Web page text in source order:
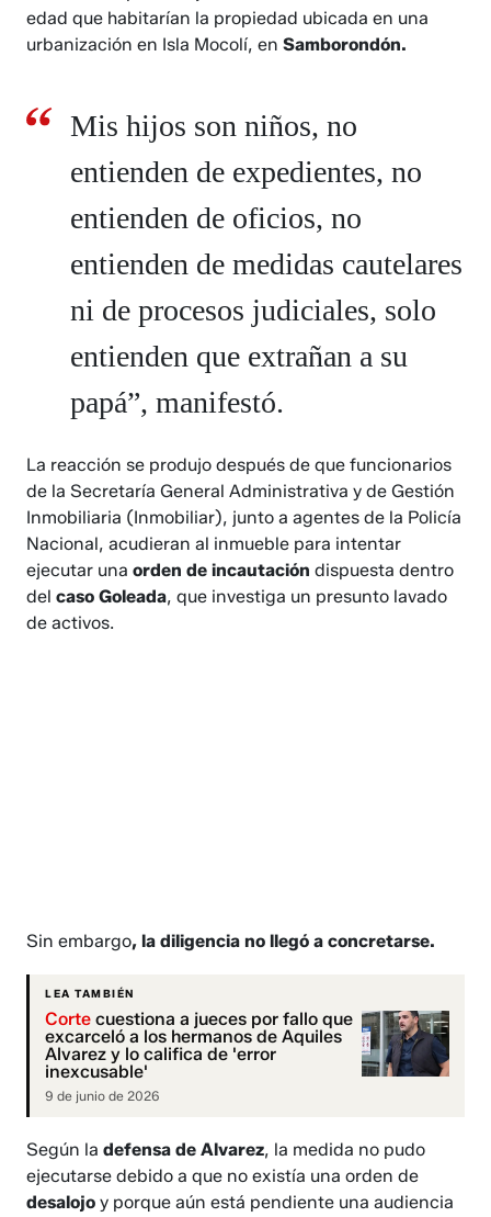
edad que habitarían la propiedad ubicada en una
urbanización en Isla Mocolí, enSamborondón.
Mis hijos son niños, no
entienden de expedientes, no
entienden de oficios, no
entienden de medidas cautelares
ni de procesos judiciales, solo
entienden que extrañan a su
papá”, manifestó.
La reacción se produjo después de que funcionarios
de la Secretaría General Administrativa y de Gestión
Inmobiliaria (Inmobiliar), junto a agentes de la Policía
Nacional, acudieran al inmueble para intentar
ejecutar unaorden de incautación dispuesta dentro
del caso Goleada, que investiga un presunto lavado
de activos.
Sin embargo, la diligencia no llegó a concretarse.
LEA TAMBIÉN
Corte cuestiona a jueces por fallo que
excarceló a los hermanos de Aquiles
Alvarez y lo califica de 'error
inexcusable'
9 de junio de 2026
Según la defensa de Alvarez, la medida no pudo
ejecutarse debido a que no existía una orden de
desalojoy porque aún está pendiente una audiencia